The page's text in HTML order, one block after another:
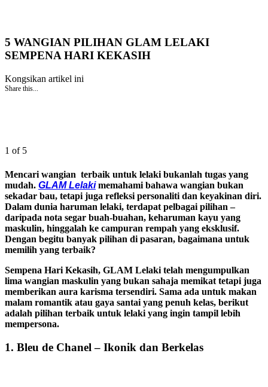
5 WANGIAN PILIHAN GLAM LELAKI
SEMPENA HARI KEKASIH
Kongsikan artikel ini
Share this...
1 of 5
Mencari wangian terbaik untuk lelaki bukanlah tugas yang
mudah. GLAM Lelakimemahami bahawa wangian bukan
sekadar bau, tetapi juga refleksi personaliti dan keyakinan diri.
Dalam dunia haruman lelaki, terdapat pelbagai pilihan –
daripada nota segar buah-buahan, keharuman kayu yang
maskulin, hinggalah ke campuran rempah yang eksklusif.
Dengan begitu banyak pilihan di pasaran, bagaimana untuk
memilih yang terbaik?
Sempena Hari Kekasih, GLAM Lelaki telah mengumpulkan
lima wangian maskulin yang bukan sahaja memikat tetapi juga
memberikan aura karisma tersendiri. Sama ada untuk makan
malam romantik atau gaya santai yang penuh kelas, berikut
adalah pilihan terbaik untuk lelaki yang ingin tampil lebih
mempersona.
1. Bleu de Chanel – Ikonik dan Berkelas